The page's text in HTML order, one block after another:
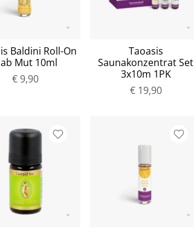
Baldini Roll-On
Mut 10ml
€ 9,90
Taoasis
Saunakonzentrat Set
3x10m 1PK
€ 19,90